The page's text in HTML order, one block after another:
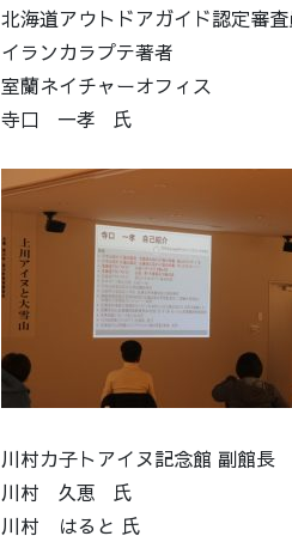
北海道アウトドアガイド認定審
イランカラプテ著者
室蘭ネイチャーオフィス
寺口 一孝 氏
川村カ子トアイヌ記念館 副館長
川村 久恵 氏
川村 はると 氏